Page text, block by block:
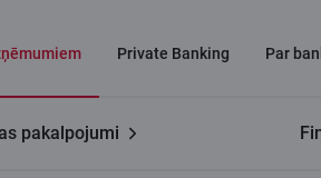
Private Banking Par
pakalpojumi